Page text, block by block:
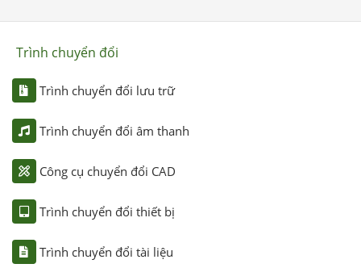
Trình chuyển đổi
Trình chuyển đổi lưu trữ
Trình chuyển đổi âm thanh
Công cụ chuyển đổi CAD
Trình chuyển đổi thiết bị
Trình chuyển đổi tài liệu